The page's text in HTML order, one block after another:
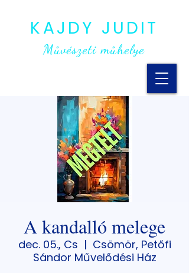
KAJDY JUDIT
Művészeti műhelye
A kandalló melege
dec. 05., Cs
  |
Csömör, Petőfi
Sándor Művelődési Ház